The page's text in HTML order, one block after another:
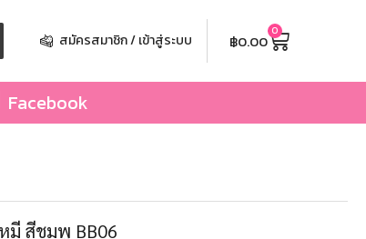
สมัครสมาชิก / เข้าสู่ระบบ ฿0.00 0
Facebook
มี สีชมพู BB06